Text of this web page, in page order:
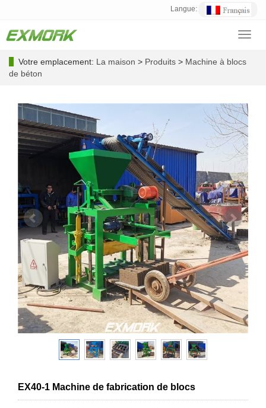
Langue:
Votre emplacement: La maison > Produits > Machine à blocs
de béton
EX40-1 Machine de fabrication de blocs